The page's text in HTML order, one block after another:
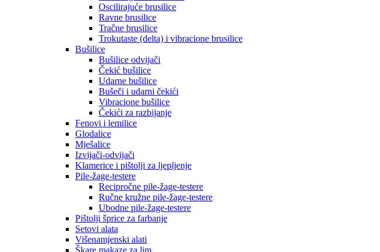
Oscilirajuće brusilice
Ravne brusilice
Tračne brusilice
Trokutaste (delta) i vibracione brusilice
Bušilice
Bušilice odvijači
Čekić bušilice
Udarne bušilice
Bušeči i udarni čekići
Vibracione bušilice
Čekići za razbijanje
Fenovi i lemilice
Glodalice
Mješalice
Izvijači-odvijači
Klamerice i pištolji za ljepljenje
Pile-žage-testere
Recipročne pile-žage-testere
Ručne kružne pile-žage-testere
Ubodne pile-žage-testere
Pištolji šprice za farbanje
Setovi alata
Višenamjenski alati
Škare makaze za lim